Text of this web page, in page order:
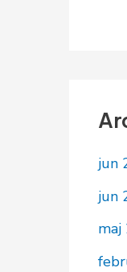
jun
jun
maj